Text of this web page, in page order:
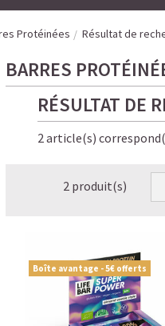
Protéinées Résultat de
BARRES
RÉSULTAT DE
2 article(s)
2 produit(s)
Boîte avantage - 5€ offerts